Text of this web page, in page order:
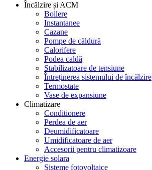
Încălzire și ACM
Boilere
Instantanee
Cazane
Pompe de căldură
Calorifere
Podea caldă
Stabilizatoare de tensiune
Întreținerea sistemului de încălzire
Termostate
Vase de expansiune
Climatizare
Conditionere
Perdea de aer
Deumidificatoare
Umidificatoare de aer
Accesorii pentru climatizoare
Energie solara
Sisteme fotovoltaice